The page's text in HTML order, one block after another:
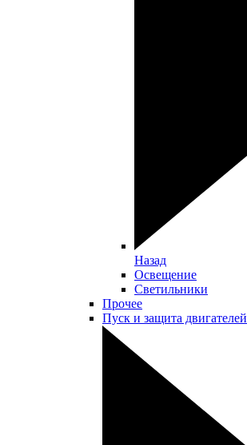
Назад
Освещение
Светильники
Прочее
Пуск и защита двигателей